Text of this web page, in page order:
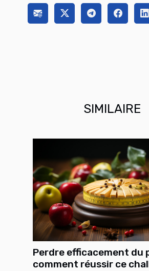
SIMILAIRE
Perdre efficacement du
comment réussir ce